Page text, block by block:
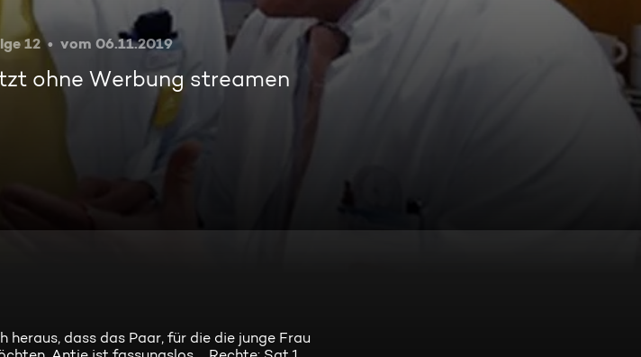
12 vom 06.11.2019
ohne Werbung streamen
dass das Paar, für die die junge Frau